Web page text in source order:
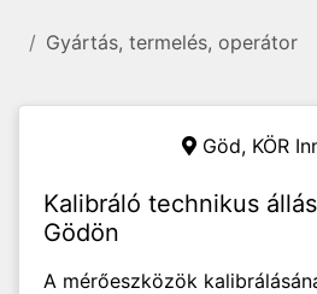
Gyártás, termelés, operátor
Göd, KÖR
Kalibráló technikus állás
Gödön
A mérőeszközök